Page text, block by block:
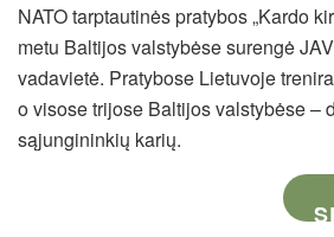
NATO tarptautinės pratybos „Kardo
metu Baltijos valstybėse surengė
vadavietė. Pratybose Lietuvoje
o visose trijose Baltijos valstybėse –
sąjungininkių karių.